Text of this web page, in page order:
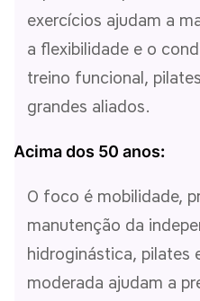
exercícios ajudam a
a flexibilidade e o
treino funcional,
grandes aliados.
Acima dos 50 anos:
O foco é mobilidade,
manutenção da
hidroginástica, pilates
moderada ajudam a